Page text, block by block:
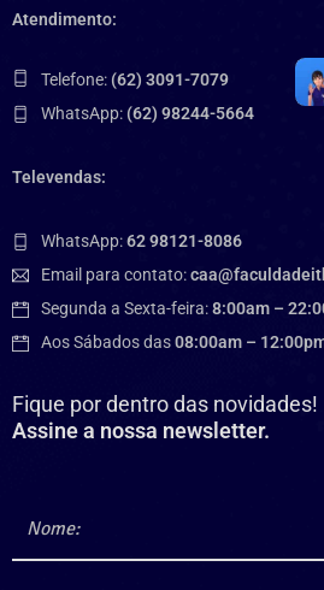
Atendimento:
Telefone: (62) 3091-7079
WhatsApp: (62) 98244-5664
Televendas:
WhatsApp:62 98121-8086
Email para contato:
Segunda a Sexta-feira:8:00am –
Aos Sábados das08:00am –
Fique por dentro das novidades!
Assine a nossa newsletter.